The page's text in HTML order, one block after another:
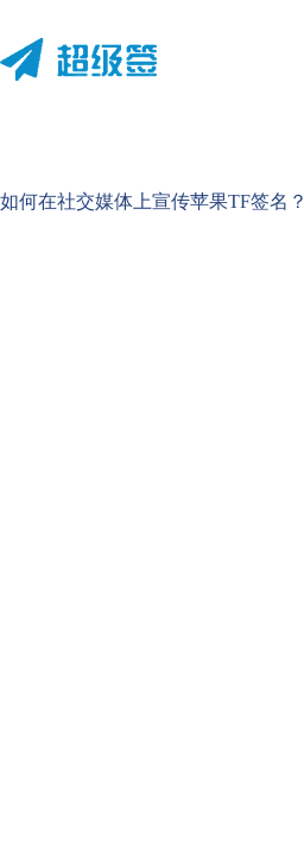
内
容
如何在社交媒体上宣传苹果TF签名？